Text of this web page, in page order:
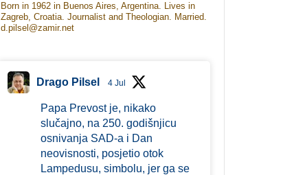
Born in 1962 in Buenos Aires, Argentina. Lives in
Zagreb, Croatia. Journalist and Theologian. Married.
d.pilsel@zamir.net
Drago Pilsel 4 Jul
Papa Prevost je, nikako
slučajno, na 250. godišnjicu
osnivanja SAD-a i Dan
neovisnosti, posjetio otok
Lampedusu, simbolu, jer ga se